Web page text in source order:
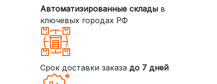
Автоматизированные складыв
ключевых городах РФ
Срок доставки заказа до 7 дней